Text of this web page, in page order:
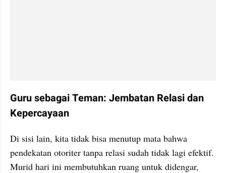
Guru sebagai Teman: Jembatan Relasi dan
Kepercayaan
Di sisi lain, kita tidak bisa menutup mata bahwa
pendekatan otoriter tanpa relasi sudah tidak lagi efektif.
Murid hari ini membutuhkan ruang untuk didengar,